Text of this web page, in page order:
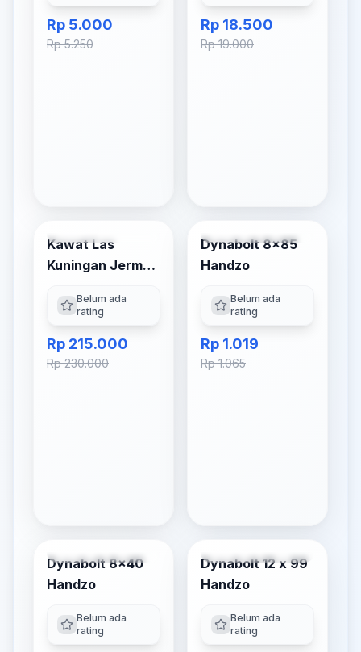
Rp 5.000
Rp 5.250
Rp 18.500
Rp 19.000
-7% OFF
Kawat Las
Kuningan Jerman
Belum ada
rating
Rp 215.000
Rp 230.000
-4% OFF
Dynabolt 8x85
Handzo
Belum ada
rating
Rp 1.019
Rp 1.065
-4% OFF
Dynabolt 8x40
Handzo
Belum ada
rating
-4% OFF
Dynabolt 12 x 99
Handzo
Belum ada
rating